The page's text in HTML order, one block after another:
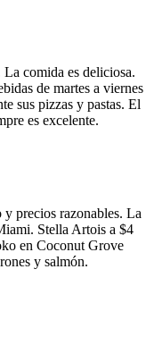
comida es deliciosa.
de martes a viernes
sus pizzas y pastas. El
es excelente.
precios razonables. La
Stella Artois a $4
en Coconut Grove
y salmón.